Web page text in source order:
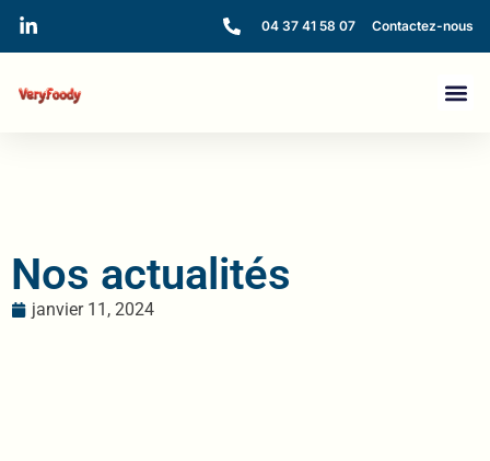
04 37 41 58 07 Contactez-nous
Nos actualités
janvier 11, 2024